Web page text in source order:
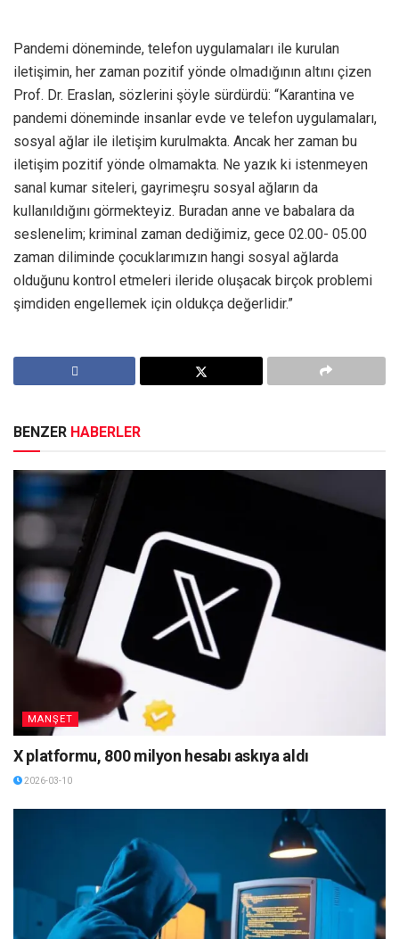
Pandemi döneminde, telefon uygulamaları ile kurulan
iletişimin, her zaman pozitif yönde olmadığının altını çizen
Prof. Dr. Eraslan, sözlerini şöyle sürdürdü: “Karantina ve
pandemi döneminde insanlar evde ve telefon uygulamaları,
sosyal ağlar ile iletişim kurulmakta. Ancak her zaman bu
iletişim pozitif yönde olmamakta. Ne yazık ki istenmeyen
sanal kumar siteleri, gayrimeşru sosyal ağların da
kullanıldığını görmekteyiz. Buradan anne ve babalara da
seslenelim; kriminal zaman dediğimiz, gece 02.00- 05.00
zaman diliminde çocuklarımızın hangi sosyal ağlarda
olduğunu kontrol etmeleri ileride oluşacak birçok problemi
şimdiden engellemek için oldukça değerlidir.”
BENZER HABERLER
MANŞET
X platformu, 800 milyon hesabı askıya aldı
2026-03-10